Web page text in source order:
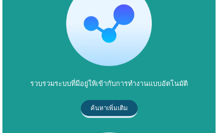
รวบรวมระบบที่มีอยู่ให้เข้ากับการทำงานแบบอัตโนมัติ
ค้นหาเพิ่มเติม